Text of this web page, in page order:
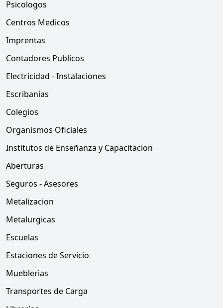
Psicologos
Centros Medicos
Imprentas
Contadores Publicos
Electricidad - Instalaciones
Escribanias
Colegios
Organismos Oficiales
Institutos de Enseñanza y Capacitacion
Aberturas
Seguros - Asesores
Metalizacion
Metalurgicas
Escuelas
Estaciones de Servicio
Mueblerias
Transportes de Carga